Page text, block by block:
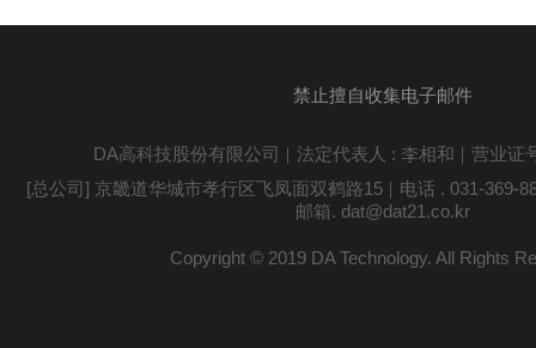
禁止擅自收集电子邮件
DA高科技股份有限公司 法定代表人 : 李相和
营业证
[总公司] 京畿道华城市孝行区飞凤面双鹤路15
电话 . 031-369-
邮箱. dat@dat21.co.kr
Copyright © 2019 DA Technology. All Rights